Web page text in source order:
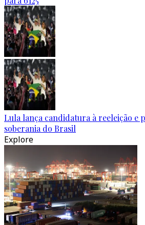
Lula lança candidatura à reeleição e
soberania do Brasil
Explore